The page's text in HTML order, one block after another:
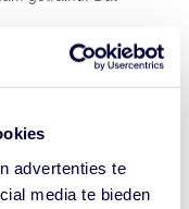
advertenties te
media te bieden
nerveus te zijn.
“Die hebben
om te
voeren.”